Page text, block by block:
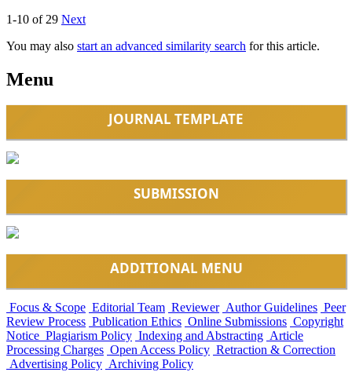
1-10 of 29 Next
You may also start an advanced similarity search for this article.
Menu
JOURNAL TEMPLATE
SUBMISSION
ADDITIONAL MENU
Focus & Scope Editorial Team Reviewer Author Guidelines Peer
Review Process Publication Ethics Online Submissions Copyright
Notice Plagiarism Policy Indexing and Abstracting Article
Processing Charges Open Access Policy Retraction & Correction
Advertising Policy Archiving Policy